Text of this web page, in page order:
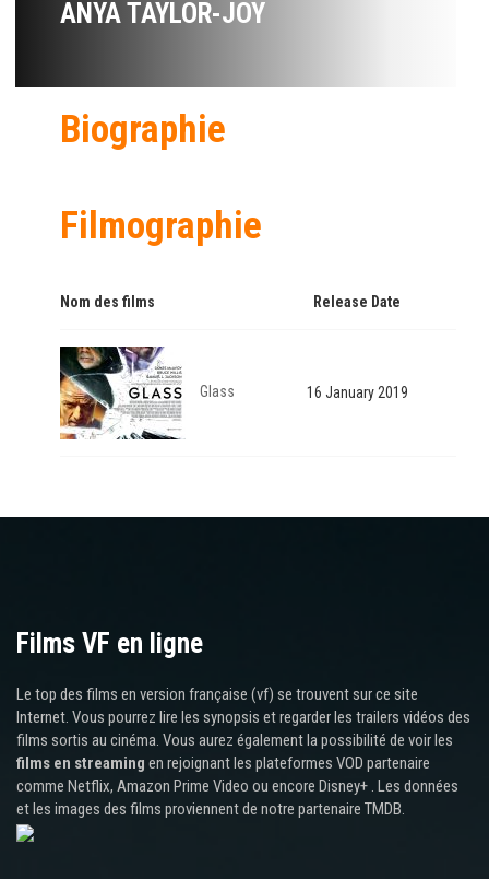
ANYA TAYLOR-JOY
Biographie
Filmographie
Nom des films Release Date
Glass 16 January 2019
Films VF en ligne
Le top des films en version française (vf) se trouvent sur ce site
Internet. Vous pourrez lire les synopsis et regarder les trailers vidéos des
films sortis au cinéma. Vous aurez également la possibilité de voir les
films en streaming en rejoignant les plateformes VOD partenaire
comme Netflix, Amazon Prime Video ou encore Disney+ . Les données
et les images des films proviennent de notre partenaire TMDB.